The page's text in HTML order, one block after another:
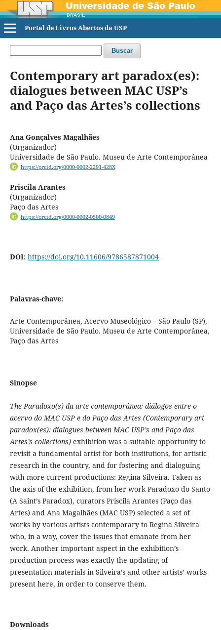
Portal de Livros Abertos da USP
Buscar
Contemporary art paradox(es):
dialogues between MAC USP’s
and Paço das Artes’s collections
Ana Gonçalves Magalhães
(Organizador)
Universidade de São Paulo. Museu de Arte Contemporânea
https://orcid.org/0000-0002-2291-428X
Priscila Arantes
(Organizador)
Paço das Artes
https://orcid.org/0000-0002-0500-0849
DOI: https://doi.org/10.11606/9786587871004
Palavras-chave:
Arte Contemporânea, Acervo Museológico – São Paulo (SP),
Universidade de São Paulo. Museu de Arte Contemporânea,
Paço das Artes
Sinopse
The Paradoxo(s) da arte contemporânea: diálogos entre o
acervo do MAC USP e do Paço das Artes (Contemporary art
paradox(es): dialogues between MAC USP’s and Paço das
Artes’s collections)exhibition was a suitable opportunity to
revisit a fundamental artist for both institutions, for artistic
research in the country, and for fostering and dialoguing
with more current productions: Regina Silveira. Taken as
the axis of the exhibition, from her work Paradoxo do Santo
(A Saint’s Paradox), curators Priscila Arantes (Paço das
Artes) and Ana Magalhães (MAC USP) selected a set of
works by various artists contemporary to Regina Silveira
who, in a way, cover the issues that emanate from her
work. Another important aspect in the exhibition’s
production process was exactly the updating of
presentation materials in Silveira’s and other artists’ works
present here, in order to conserve them.
Downloads